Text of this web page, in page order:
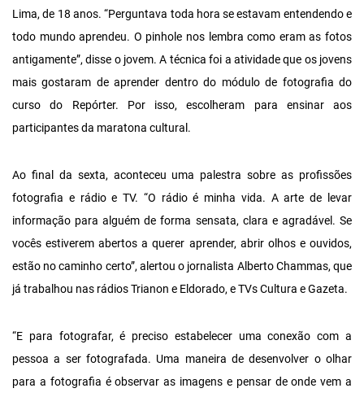
Lima, de 18 anos. “Perguntava toda hora se estavam entendendo e
todo mundo aprendeu. O pinhole nos lembra como eram as fotos
antigamente”, disse o jovem. A técnica foi a atividade que os jovens
mais gostaram de aprender dentro do módulo de fotografia do
curso do Repórter. Por isso, escolheram para ensinar aos
participantes da maratona cultural.
Ao final da sexta, aconteceu uma palestra sobre as profissões
fotografia e rádio e TV. “O rádio é minha vida. A arte de levar
informação para alguém de forma sensata, clara e agradável. Se
vocês estiverem abertos a querer aprender, abrir olhos e ouvidos,
estão no caminho certo”, alertou o jornalista Alberto Chammas, que
já trabalhou nas rádios Trianon e Eldorado, e TVs Cultura e Gazeta.
“E para fotografar, é preciso estabelecer uma conexão com a
pessoa a ser fotografada. Uma maneira de desenvolver o olhar
para a fotografia é observar as imagens e pensar de onde vem a